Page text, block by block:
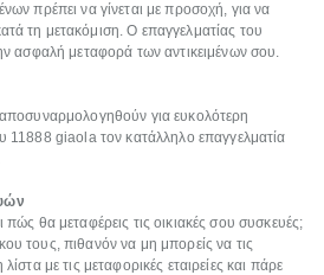
πρέπει να γίνεται με προσοχή, για να
τη μετακόμιση. Ο επαγγελματίας του
ασφαλή μεταφορά των αντικειμένων σου.
αποσυναρμολογηθούν για ευκολότερη
11888 giaola τον κατάλληλο επαγγελματία
πώς θα μεταφέρεις τις οικιακές σου συσκευές;
τους, πιθανόν να μη μπορείς να τις
με τις μεταφορικές εταιρείες και πάρε